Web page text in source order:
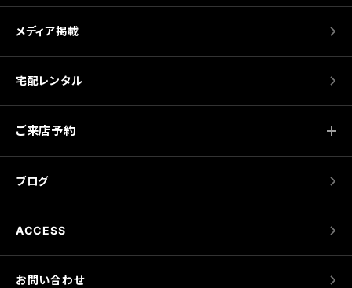
メディア掲載
宅配レンタル
ご来店予約
ブログ
ACCESS
お問い合わせ